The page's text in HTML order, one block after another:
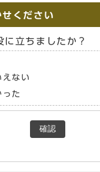
ください
に立ちましたか？
えない
た
確認